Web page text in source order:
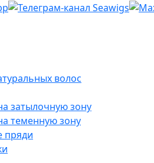
волос
затылочную зону
теменную зону
пряди